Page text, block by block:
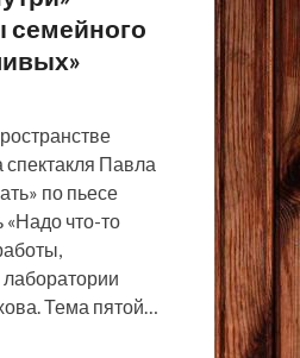
семейного
Павла
по пьесе
что-то
Тема пятой…